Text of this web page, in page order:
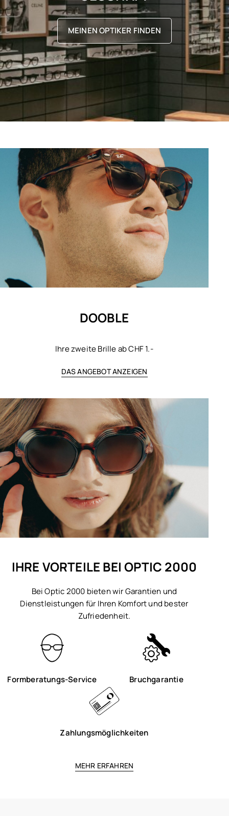
MEINEN OPTIKER FINDEN
DOOBLE
Ihre zweite Brille ab CHF 1.-
DAS ANGEBOT ANZEIGEN
IHRE VORTEILE BEI OPTIC 2000
Bei Optic 2000 bieten wir Garantien und
Dienstleistungen für Ihren Komfort und bester
Zufriedenheit.
Formberatungs-Service Bruchgarantie
Zahlungsmöglichkeiten
MEHR ERFAHREN